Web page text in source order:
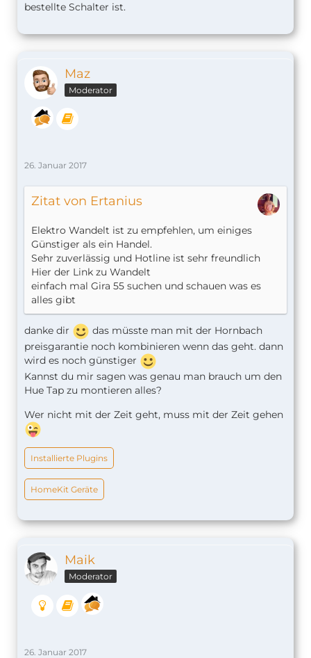
bestellte Schalter ist.
Maz
Moderator
26. Januar 2017
Zitat von Ertanius
Elektro Wandelt ist zu empfehlen, um einiges
Günstiger als ein Handel.
Sehr zuverlässig und Hotline ist sehr freundlich
Hier der Link zu Wandelt
einfach mal Gira 55 suchen und schauen was es
alles gibt
danke dir
das müsste man mit der Hornbach
preisgarantie noch kombinieren wenn das geht. dann
wird es noch günstiger
Kannst du mir sagen was genau man brauch um den
Hue Tap zu montieren alles?
Wer nicht mit der Zeit geht, muss mit der Zeit gehen
Installierte Plugins
HomeKit Geräte
Maik
Moderator
26. Januar 2017